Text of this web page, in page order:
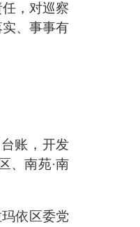
，对巡察
、事事有
账 ， 开发
、南苑·南
依区委党